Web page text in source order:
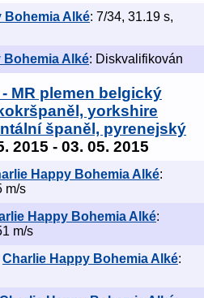
Bohemia Alké: 7/34, 31.19 s,
Bohemia Alké: Diskvalifikován
MR plemen belgický
yorkshire
španěl, pyrenejský
2015 - 03. 05. 2015
Happy Bohemia Alké:
m/s
Happy Bohemia Alké:
m/s
Charlie Happy Bohemia Alké: